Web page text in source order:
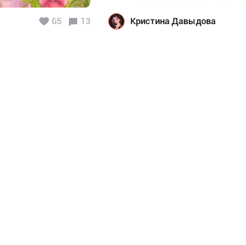
65 13 Кристина Давыдова